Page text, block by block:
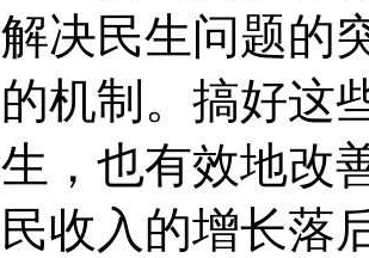
解决民生问题的
的机制。搞好这
生，也有效地改
民收入的增长落